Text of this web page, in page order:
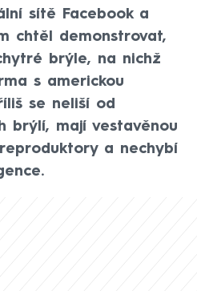
sítě Facebook a
chtěl demonstrovat,
brýle, na nichž
s americkou
se neliší od
brýlí, mají vestavěnou
a nechybí